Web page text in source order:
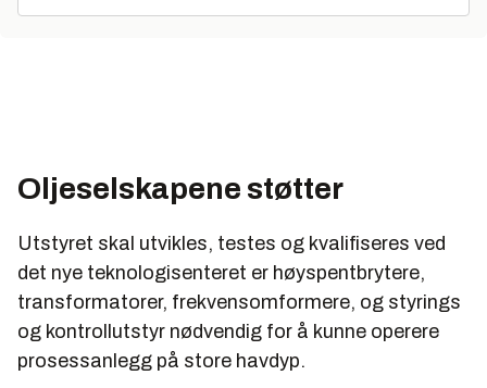
Oljeselskapene støtter
Utstyret skal utvikles, testes og kvalifiseres ved
det nye teknologisenteret er høyspentbrytere,
transformatorer, frekvensomformere, og styrings
og kontrollutstyr nødvendig for å kunne operere
prosessanlegg på store havdyp.